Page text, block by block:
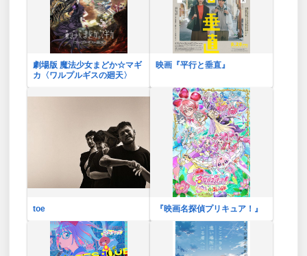
劇場版 魔法少女まどか☆マギ
カ〈ワルプルギスの廻天〉
映画『平行と垂直』
toe 『映画名探偵プリキュア！』